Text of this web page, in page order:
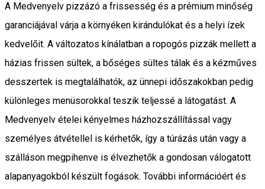
A Medvenyelv pizzázó a frissesség és a prémium minőség
garanciájával várja a környéken kirándulókat és a helyi ízek
kedvelőit. A változatos kínálatban a ropogós pizzák mellett a
házias frissen sültek, a bőséges sültes tálak és a kézműves
desszertek is megtalálhatók, az ünnepi időszakokban pedig
különleges menüsorokkal teszik teljessé a látogatást. A
Medvenyelv ételei kényelmes házhozszállítással vagy
személyes átvétellel is kérhetők, így a túrázás után vagy a
szálláson megpihenve is élvezhetők a gondosan válogatott
alapanyagokból készült fogások. További információért és